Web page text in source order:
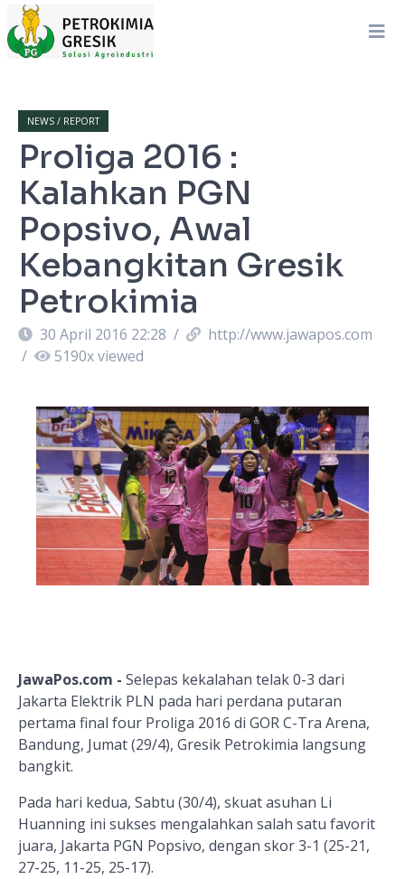
NEWS / REPORT
Proliga 2016 :
Kalahkan PGN
Popsivo, Awal
Kebangkitan Gresik
Petrokimia
30 April 2016 22:28 /
http://www.jawapos.com
/
5190x viewed
JawaPos.com - Selepas kekalahan telak 0-3 dari
Jakarta Elektrik PLN pada hari perdana putaran
pertama final four Proliga 2016 di GOR C-Tra Arena,
Bandung, Jumat (29/4), Gresik Petrokimia langsung
bangkit.
Pada hari kedua, Sabtu (30/4), skuat asuhan Li
Huanning ini sukses mengalahkan salah satu favorit
juara, Jakarta PGN Popsivo, dengan skor 3-1 (25-21,
27-25, 11-25, 25-17).